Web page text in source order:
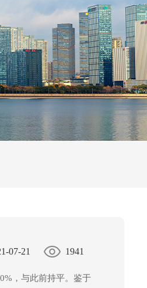
07-21 1941
，与此前持平。鉴于